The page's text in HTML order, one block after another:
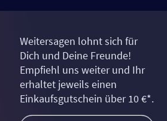
Weitersagen lohnt sich für
Dich und Deine Freunde!
Empfiehl uns weiter und Ihr
erhaltet jeweils einen
Einkaufsgutschein über 10 €*.